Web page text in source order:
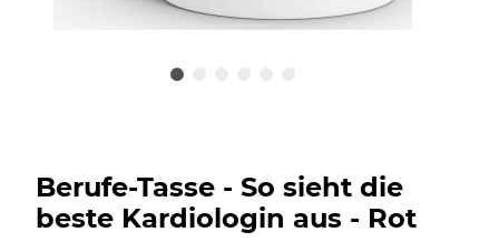
Berufe-Tasse - So sieht die
beste Kardiologin aus - Rot